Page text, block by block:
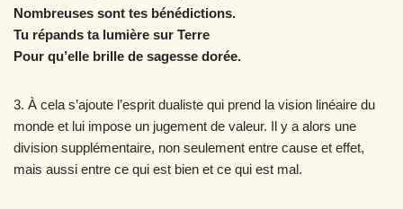
Nombreuses sont tes bénédictions.
Tu répands ta lumière sur Terre
Pour qu’elle brille de sagesse dorée.
3. À cela s’ajoute l’esprit dualiste qui prend la vision linéaire du
monde et lui impose un jugement de valeur. Il y a alors une
division supplémentaire, non seulement entre cause et effet,
mais aussi entre ce qui est bien et ce qui est mal.